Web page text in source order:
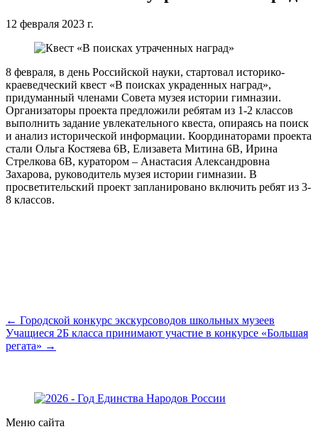
12 февраля 2023 г.
8 февраля, в день Российской науки, стартовал историко-
краеведческий квест «В поисках украденных наград»,
придуманный членами Совета музея истории гимназии.
Организаторы проекта предложили ребятам из 1-2 классов
выполнить задание увлекательного квеста, опираясь на поиск
и анализ исторической информации. Координаторами проекта
стали Ольга Костяева 6В, Елизавета Митина 6В, Ирина
Стрелкова 6В, куратором – Анастасия Александровна
Захарова, руководитель музея истории гимназии. В
просветительский проект запланировано включить ребят из 3-
8 классов.
← Городской конкурс экскурсоводов школьных музеев
Учащиеся 2Б класса принимают участие в конкурсе «Большая
регата» →
Меню сайта